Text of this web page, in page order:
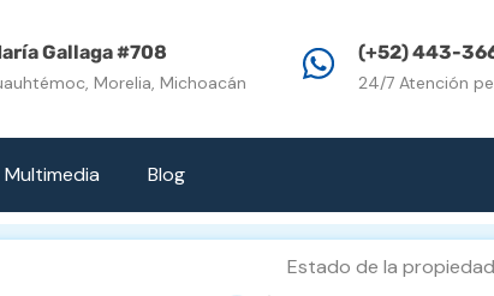
Gallaga #708
Morelia, Michoacán
(+52) 443-
24/7 Atención
Multimedia Blog
Estado de la propiedad